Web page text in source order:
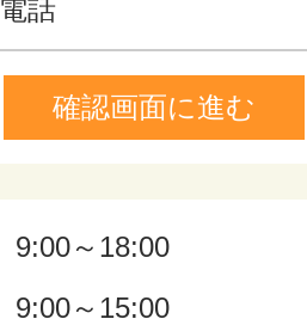
電話
9:00～18:00
9:00～15:00